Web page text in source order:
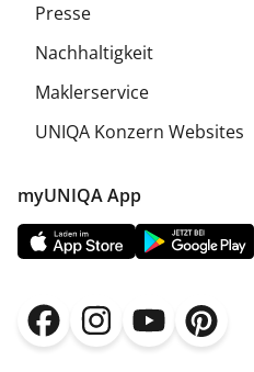
Presse
Nachhaltigkeit
Maklerservice
UNIQA Konzern Websites
myUNIQA App